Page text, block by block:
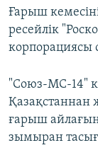
Ғарыш
ресейлік
корпорациясы
"Союз-МС-14"
Қазақстаннан
ғарыш
зымыран